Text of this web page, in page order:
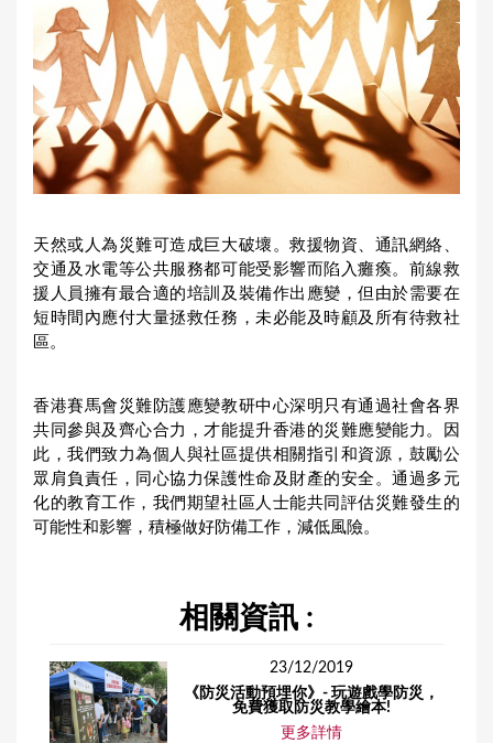
天然或人為災難可造成巨大破壞。救援物資、通訊網絡、
交通及水電等公共服務都可能受影響而陷入癱瘓。前線救
援人員擁有最合適的培訓及裝備作出應變，但由於需要在
短時間內應付大量拯救任務，未必能及時顧及所有待救社
區。
香港賽馬會災難防護應變教研中心深明只有通過社會各界
共同參與及齊心合力，才能提升香港的災難應變能力。因
此，我們致力為個人與社區提供相關指引和資源，鼓勵公
眾肩負責任，同心協力保護性命及財產的安全。通過多元
化的教育工作，我們期望社區人士能共同評估災難發生的
可能性和影響，積極做好防備工作，減低風險。
相關資訊 :
23/12/2019
《防災活動預埋你》- 玩遊戲學防災，
免費獲取防災教學繪本!
更多詳情